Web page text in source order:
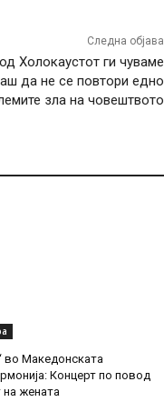
Следна објава
Холокаустот ги чуваме
да не се повтори едно
зла на човештвото
во Македонската
Концерт по повод
на жената